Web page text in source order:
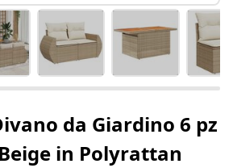
da Giardino 6 pz
in Polyrattan